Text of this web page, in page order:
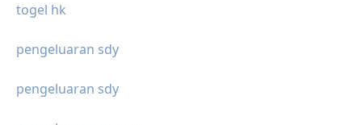
togel hk
pengeluaran sdy
pengeluaran sdy